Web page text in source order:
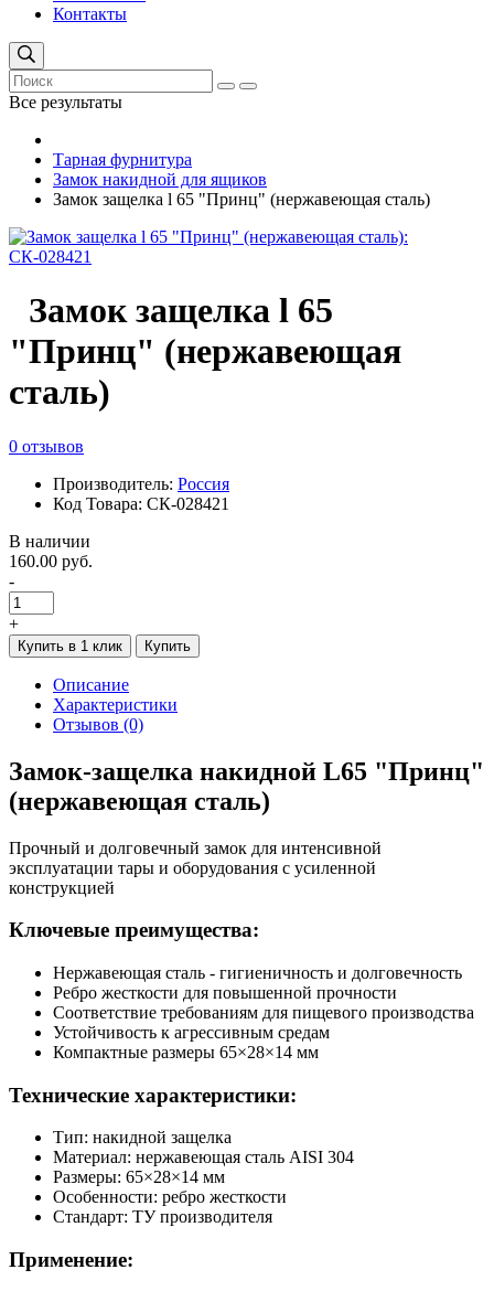
Контакты
Все результаты
Тарная фурнитура
Замок накидной для ящиков
Замок защелка l 65 "Принц" (нержавеющая сталь)
Замок защелка l 65
"Принц" (нержавеющая
сталь)
0 отзывов
Производитель: Россия
Код Товара: СК-028421
В наличии
160.00 руб.
-
+
Купить в 1 клик Купить
Описание
Характеристики
Отзывов (0)
Замок-защелка накидной L65 "Принц"
(нержавеющая сталь)
Прочный и долговечный замок для интенсивной
эксплуатации тары и оборудования с усиленной
конструкцией
Ключевые преимущества:
Нержавеющая сталь - гигиеничность и долговечность
Ребро жесткости для повышенной прочности
Соответствие требованиям для пищевого производства
Устойчивость к агрессивным средам
Компактные размеры 65×28×14 мм
Технические характеристики:
Тип: накидной защелка
Материал: нержавеющая сталь AISI 304
Размеры: 65×28×14 мм
Особенности: ребро жесткости
Стандарт: ТУ производителя
Применение: